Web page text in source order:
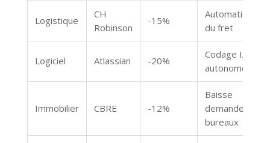
Logistique
CH
Robinson
-15%
Automatisation
du fret
Logiciel Atlassian -20%
Codage IA
autonome
Immobilier CBRE -12%
Baisse
demande
bureaux